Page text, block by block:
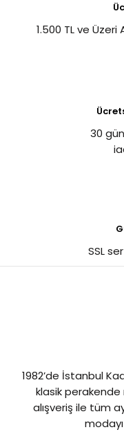
1.500 TL ve
30
SSL
1982’de İstanbul
klasik perakende
alışveriş ile tüm